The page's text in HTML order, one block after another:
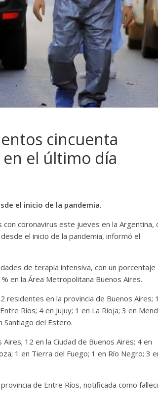
cincuenta
el último día
el inicio de la pandemia.
coronavirus este jueves en la Argentina,
el inicio de la pandemia, informó el
de terapia intensiva, con un porcentaje
en la Área Metropolitana Buenos Aires.
en la provincia de Buenos Aires;
Ríos; 4 en Jujuy; 1 en La Rioja; 3 en
Santiago del Estero.
12 en la Ciudad de Buenos Aires; 4 en
1 en Tierra del Fuego; 1 en Río Negro; 3
de Entre Ríos, notificada como